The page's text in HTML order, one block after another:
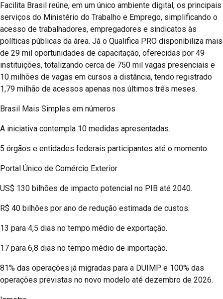
Facilita Brasil reúne, em um único ambiente digital, os principais
serviços do Ministério do Trabalho e Emprego, simplificando o
acesso de trabalhadores, empregadores e sindicatos às
políticas públicas da área. Já o Qualifica PRO disponibiliza mais
de 29 mil oportunidades de capacitação, oferecidas por 49
instituições, totalizando cerca de 750 mil vagas presenciais e
10 milhões de vagas em cursos a distância, tendo registrado
1,79 milhão de acessos apenas nos últimos três meses.
Brasil Mais Simples em números
A iniciativa contempla 10 medidas apresentadas.
5 órgãos e entidades federais participantes até o momento.
Portal Único de Comércio Exterior
US$ 130 bilhões de impacto potencial no PIB até 2040.
R$ 40 bilhões por ano de redução estimada de custos.
13 para 4,5 dias no tempo médio de exportação.
17 para 6,8 dias no tempo médio de importação.
81% das operações já migradas para a DUIMP e 100% das
operações previstas no novo modelo até dezembro de 2026.